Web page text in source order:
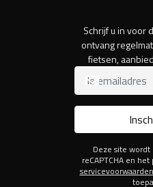
Schrijf u in voor
ontvang
fietsen,
Deze site
reCAPTCHA en het
servicevoorwaarden